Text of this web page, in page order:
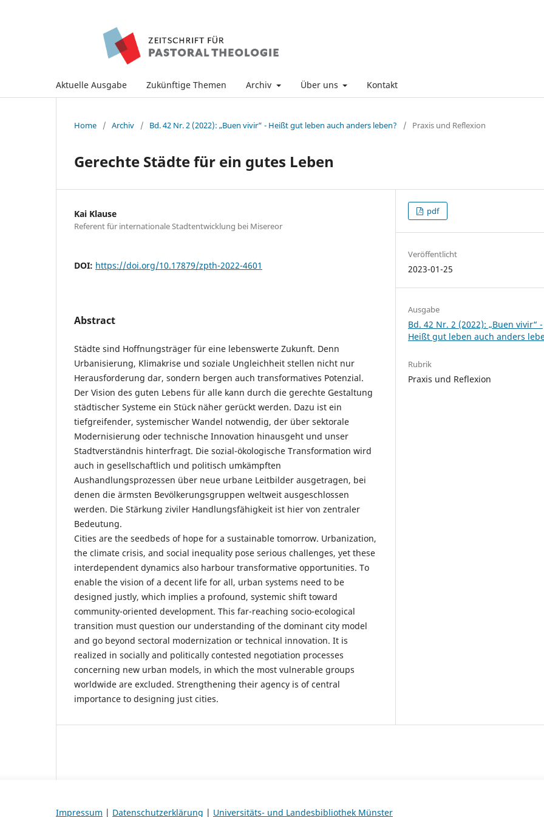
Aktuelle Ausgabe Zukünftige Themen Archiv Über uns Kontakt
Home / Archiv / Bd. 42 Nr. 2 (2022): „Buen vivir“ - Heißt gut leben auch anders leben? / Praxis und Reflexion
Gerechte Städte für ein gutes Leben
Kai Klause
Referent für internationale Stadtentwicklung bei Misereor
DOI: https://doi.org/10.17879/zpth-2022-4601
Abstract
Städte sind Hoffnungsträger für eine lebenswerte Zukunft. Denn
Urbanisierung, Klimakrise und soziale Ungleichheit stellen nicht nur
Herausforderung dar, sondern bergen auch transformatives Potenzial.
Der Vision des guten Lebens für alle kann durch die gerechte Gestaltung
städtischer Systeme ein Stück näher gerückt werden. Dazu ist ein
tiefgreifender, systemischer Wandel notwendig, der über sektorale
Modernisierung oder technische Innovation hinausgeht und unser
Stadtverständnis hinterfragt. Die sozial-ökologische Transformation wird
auch in gesellschaftlich und politisch umkämpften
Aushandlungsprozessen über neue urbane Leitbilder ausgetragen, bei
denen die ärmsten Bevölkerungsgruppen weltweit ausgeschlossen
werden. Die Stärkung ziviler Handlungsfähigkeit ist hier von zentraler
Bedeutung.
Cities are the seedbeds of hope for a sustainable tomorrow. Urbanization,
the climate crisis, and social inequality pose serious challenges, yet these
interdependent dynamics also harbour transformative opportunities. To
enable the vision of a decent life for all, urban systems need to be
designed justly, which implies a profound, systemic shift toward
community-oriented development. This far-reaching socio-ecological
transition must question our understanding of the dominant city model
and go beyond sectoral modernization or technical innovation. It is
realized in socially and politically contested negotiation processes
concerning new urban models, in which the most vulnerable groups
worldwide are excluded. Strengthening their agency is of central
importance to designing just cities.
pdf
Veröffentlicht
2023-01-25
Ausgabe
Bd. 42 Nr. 2 (2022): „Buen vivir“ -
Heißt gut leben auch anders
Rubrik
Praxis und Reflexion
Impressum | Datenschutzerklärung | Universitäts- und Landesbibliothek Münster